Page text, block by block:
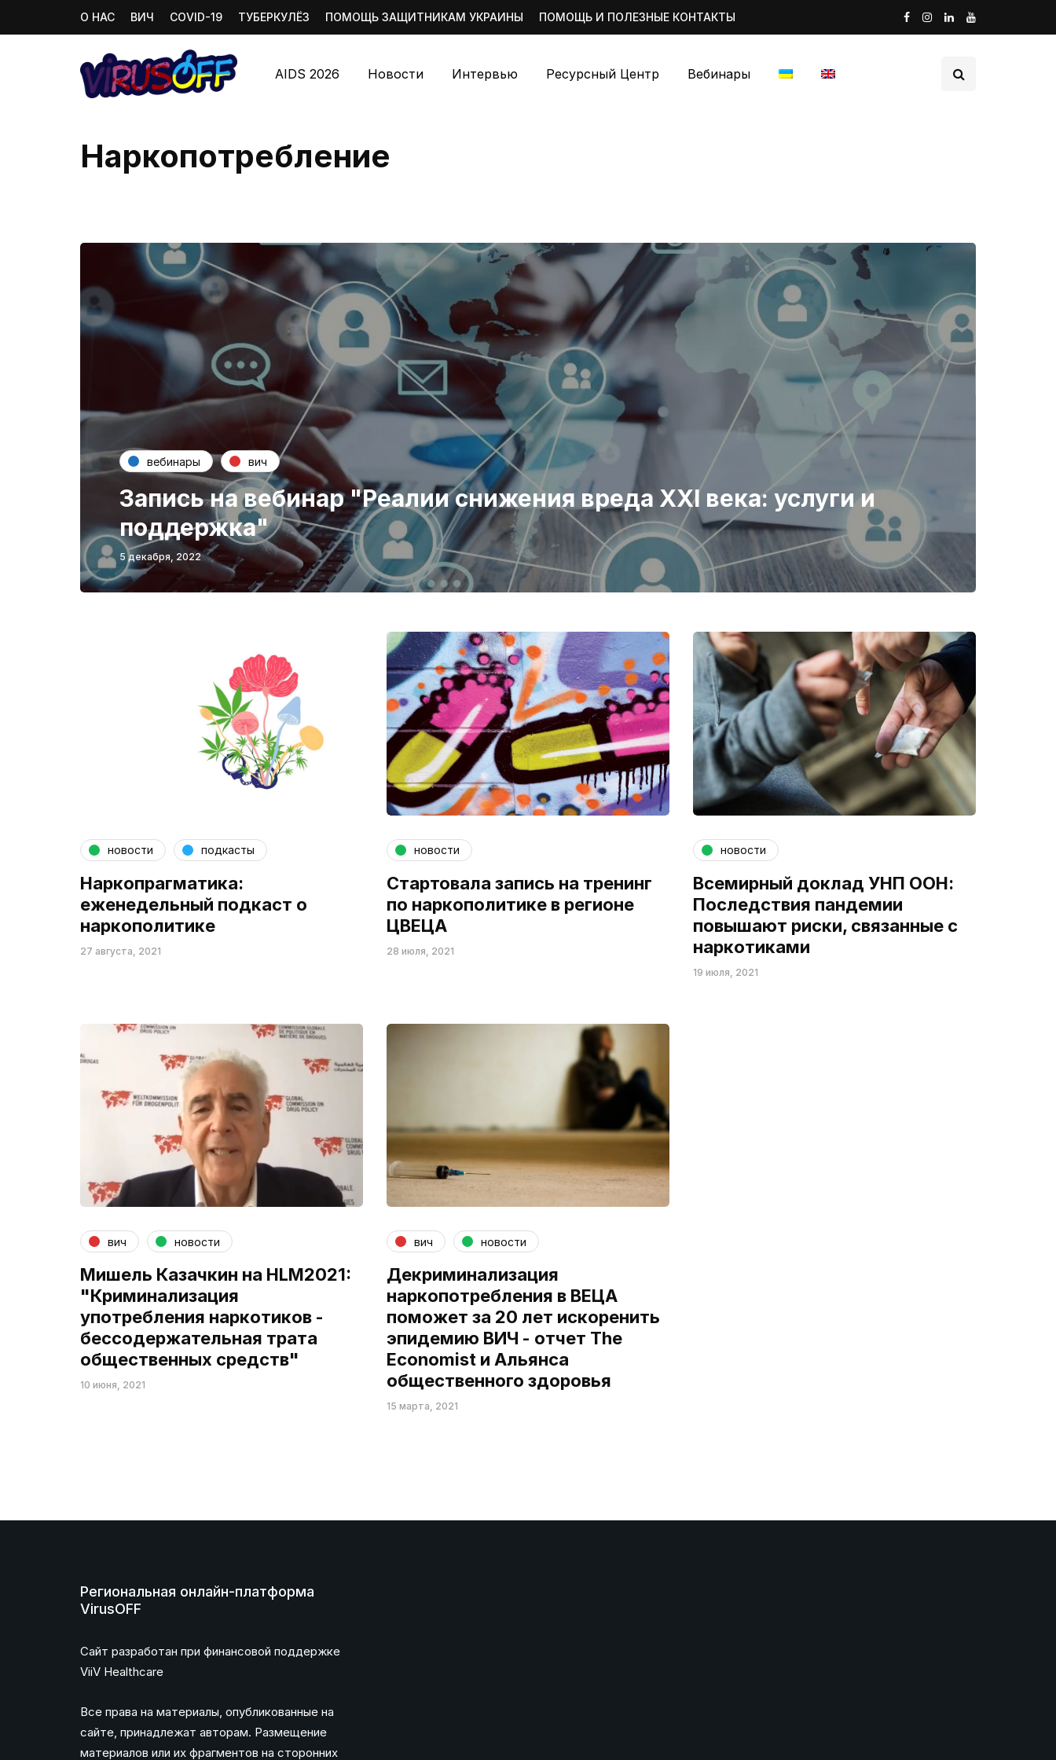
О НАС ВИЧ COVID-19 ТУБЕРКУЛЁЗ ПОМОЩЬ ЗАЩИТНИКАМ УКРАИНЫ ПОМОЩЬ И ПОЛЕЗНЫЕ КОНТАКТЫ
AIDS 2026 Новости Интервью Ресурсный Центр Вебинары
Наркопотребление
вебинары вич
Запись на вебинар "Реалии снижения вреда XXI века: услуги и
поддержка"
5 декабря, 2022
новости подкасты
Наркопрагматика:
еженедельный подкаст о
наркополитике
27 августа, 2021
новости
Стартовала запись на тренинг
по наркополитике в регионе
ЦВЕЦА
28 июля, 2021
новости
Всемирный доклад УНП ООН:
Последствия пандемии
повышают риски, связанные с
наркотиками
19 июля, 2021
вич новости
Мишель Казачкин на HLM2021:
"Криминализация
употребления наркотиков -
бессодержательная трата
общественных средств"
10 июня, 2021
вич новости
Декриминализация
наркопотребления в ВЕЦА
поможет за 20 лет искоренить
эпидемию ВИЧ - отчет The
Economist и Альянса
общественного здоровья
15 марта, 2021
Региональная онлайн-платформа
VirusOFF
Сайт разработан при финансовой поддержке
ViiV Healthcare
Все права на материалы, опубликованные на
сайте, принадлежат авторам. Размещение
материалов или их фрагментов на сторонних